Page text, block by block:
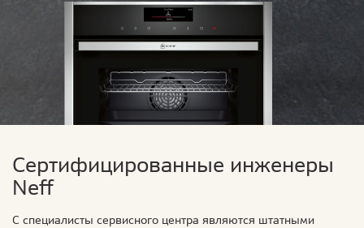
Сертифицированные инженеры
Neff
С специалисты сервисного центра являются штатными